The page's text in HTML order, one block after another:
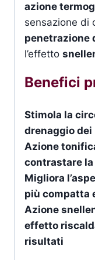
azione
sensazione di
penetrazione
l’effetto
Benefici
Stimola la
drenaggio
Azione
contrastare
Migliora
più compatta
Azione
effetto
risultati